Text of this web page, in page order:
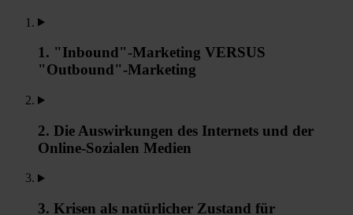
1. "Inbound"-Marketing VERSUS
"Outbound"-Marketing
2. Die Auswirkungen des Internets und der
Online-Sozialen Medien
3. Krisen als natürlicher Zustand für